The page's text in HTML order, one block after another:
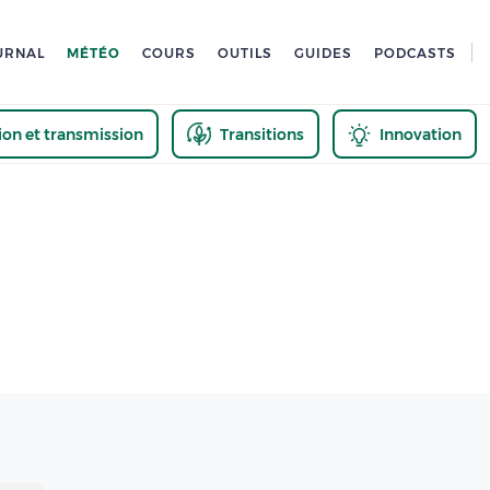
MÉTÉO COURS OUTILS GUIDES PODCASTS
et transmission Transitions Innovation